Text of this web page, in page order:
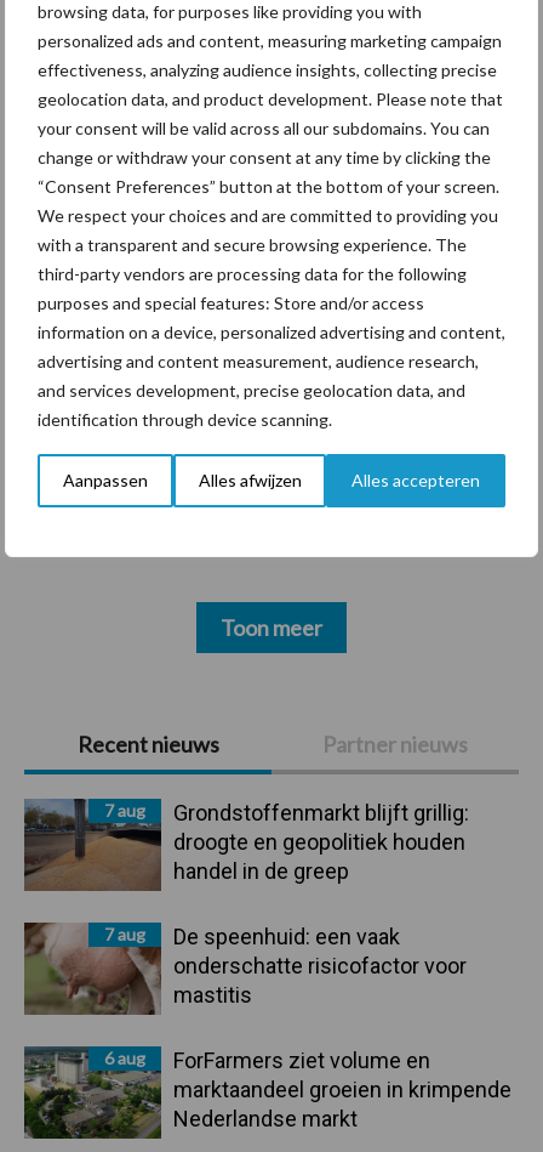
browsing data, for purposes like providing you with
personalized ads and content, measuring marketing campaign
effectiveness, analyzing audience insights, collecting precise
geolocation data, and product development. Please note that
your consent will be valid across all our subdomains. You can
change or withdraw your consent at any time by clicking the
“Consent Preferences” button at the bottom of your screen.
We respect your choices and are committed to providing you
with a transparent and secure browsing experience. The
third-party vendors are processing data for the following
purposes and special features: Store and/or access
information on a device, personalized advertising and content,
advertising and content measurement, audience research,
and services development, precise geolocation data, and
identification through device scanning.
Aanpassen Alles afwijzen Alles accepteren
Primaire
Sidebar
Recent nieuws Partner nieuws
7 aug
Grondstoffenmarkt blijft grillig:
droogte en geopolitiek houden
handel in de greep
7 aug
De speenhuid: een vaak
onderschatte risicofactor voor
mastitis
6 aug
ForFarmers ziet volume en
marktaandeel groeien in krimpende
Nederlandse markt
ForFarmers ziet volume en
marktaandeel groeien in
krimpende Nederlandse
markt
Themapagina's
Diergezondheid Bemesting Fokkerij
Bedrijfsnieuws
Ligbox &
Voerhekken
Toon meer